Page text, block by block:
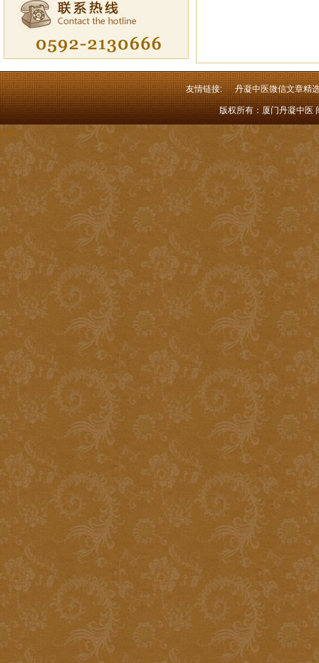
友情链接: 丹凝中医微信文章精
版权所有：厦门丹凝中医
tml>